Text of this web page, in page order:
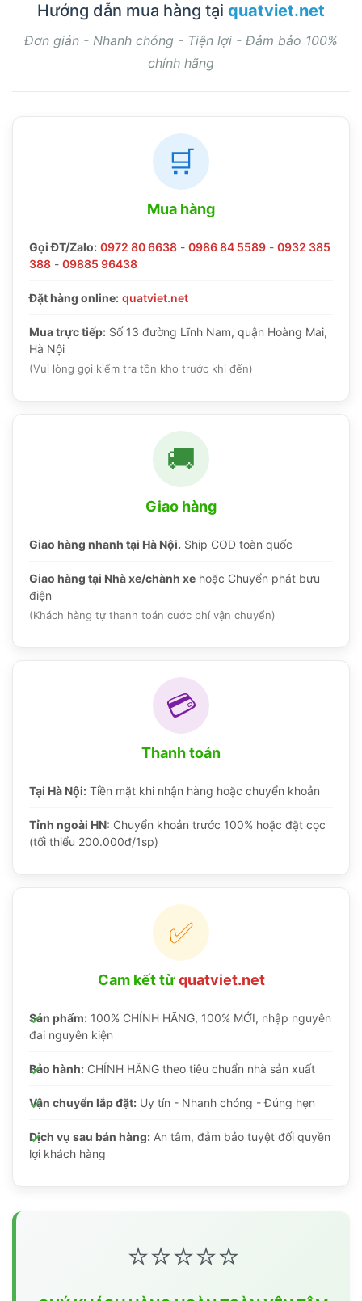
Hướng dẫn mua hàng tại quatviet.net
Đơn giản - Nhanh chóng - Tiện lợi - Đảm bảo 100%
chính hãng
🛒
Mua hàng
Gọi ĐT/Zalo: 0972 80 6638 - 0986 84 5589 - 0932 385
388 - 09885 96438
Đặt hàng online: quatviet.net
Mua trực tiếp: Số 13 đường Lĩnh Nam, quận Hoàng Mai,
Hà Nội
(Vui lòng gọi kiểm tra tồn kho trước khi đến)
🚚
Giao hàng
Giao hàng nhanh tại Hà Nội. Ship COD toàn quốc
Giao hàng tại Nhà xe/chành xe hoặc Chuyển phát bưu
điện
(Khách hàng tự thanh toán cước phí vận chuyển)
💳
Thanh toán
Tại Hà Nội: Tiền mặt khi nhận hàng hoặc chuyển khoản
Tỉnh ngoài HN: Chuyển khoản trước 100% hoặc đặt cọc
(tối thiểu 200.000đ/1sp)
✅
Cam kết từquatviet.net
Sản phẩm: 100% CHÍNH HÃNG, 100% MỚI, nhập nguyên
đai nguyên kiện
Bảo hành: CHÍNH HÃNG theo tiêu chuẩn nhà sản xuất
Vận chuyển lắp đặt: Uy tín - Nhanh chóng - Đúng hẹn
Dịch vụ sau bán hàng: An tâm, đảm bảo tuyệt đối quyền
lợi khách hàng
⭐⭐⭐⭐⭐